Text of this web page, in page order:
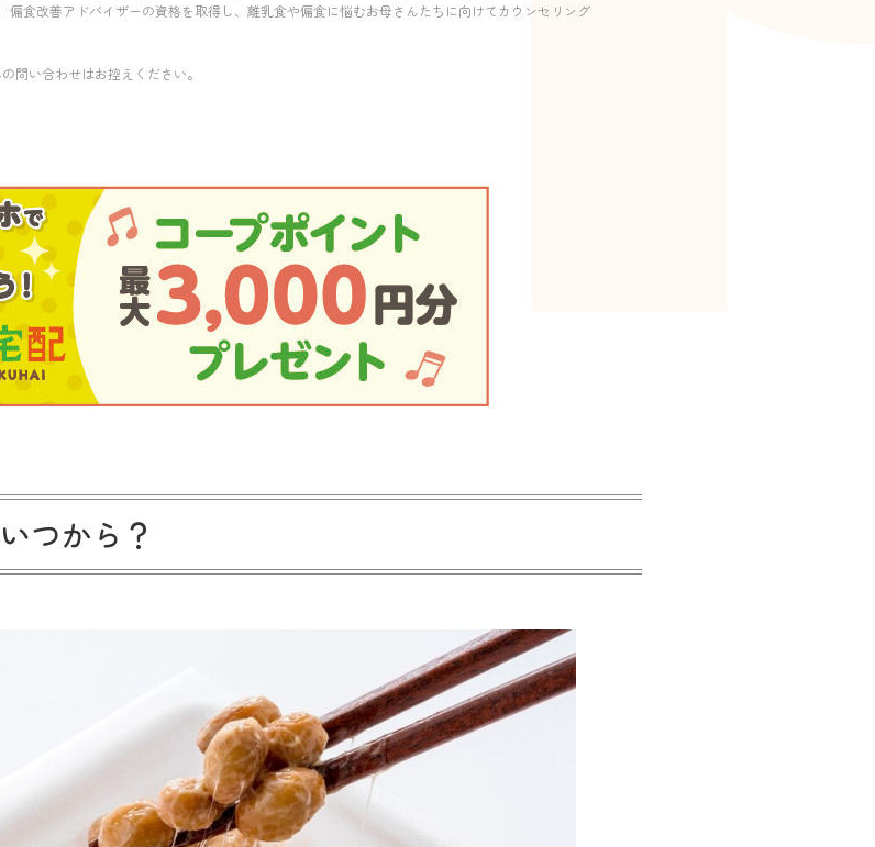
偏食改善アドバイザーの資格を取得し、離乳食や偏食に悩むお母さんたちに向けてカウンセリング
問い合わせはお控えください。
つから？